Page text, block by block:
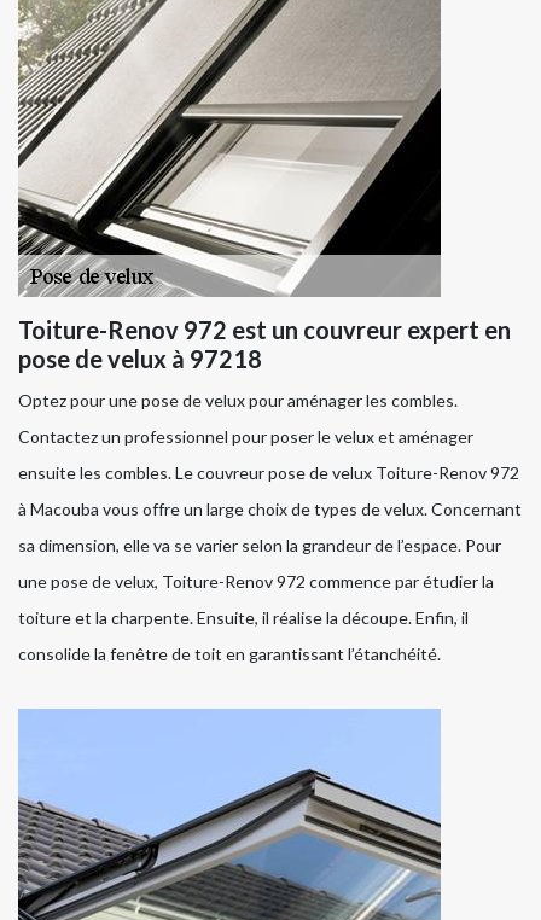
Toiture-Renov 972 est un couvreur expert en
pose de velux à 97218
Optez pour une pose de velux pour aménager les combles.
Contactez un professionnel pour poser le velux et aménager
ensuite les combles. Le couvreur pose de velux Toiture-Renov 972
à Macouba vous offre un large choix de types de velux. Concernant
sa dimension, elle va se varier selon la grandeur de l’espace. Pour
une pose de velux, Toiture-Renov 972 commence par étudier la
toiture et la charpente. Ensuite, il réalise la découpe. Enfin, il
consolide la fenêtre de toit en garantissant l’étanchéité.